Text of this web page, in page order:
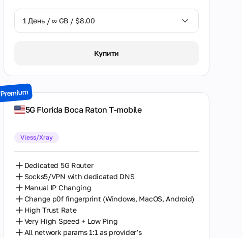
1 День / ∞ GB / $8.00
3 Дні / ∞ GB / $21.00
30 Днів / ∞ GB / $162.00
Купити
5G Florida Boca Raton T-mobile
Premium
Vless/Xray
Dedicated 5G Router
Socks5/VPN with dedicated DNS
Manual IP Changing
Change p0f fingerprint (Windows, MacOS, Android)
High Trust Rate
Very High Speed + Low Ping
All network params 1:1 as provider's